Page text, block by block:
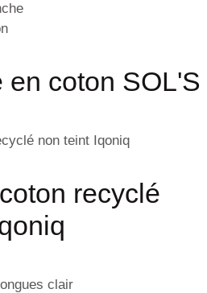
en coton SOL'S
recyclé